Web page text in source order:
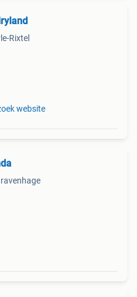
Rixtel
website